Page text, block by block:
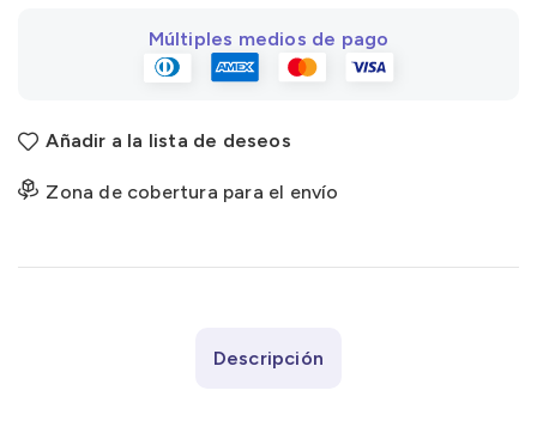
Múltiples medios de pago
Añadir a la lista de deseos
Zona de cobertura para el envío
Descripción